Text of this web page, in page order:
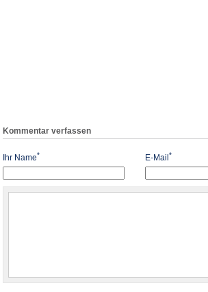
Kommentar verfassen
Ihr Name* E-Mail *